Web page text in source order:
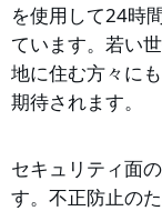
を使用して24時
ています。若い
地に住む方々に
期待されます。
セキュリティ面
す。不正防止の